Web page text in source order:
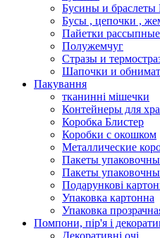
Бусины и браслеты
Бусы , цепочки ,
Пайетки
Полужемчуг
Стразы и
Шапочки и
Пакування
тканинні мішечки
Контейнеры для
Коробка Блистер
Коробки с окошком
Металлические
Пакеты
Пакеты
Подарункові
Упаковка картонна
Упаковка
Помпони, пір'я і
Декоративні очі